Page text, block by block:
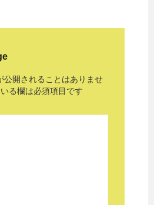
公開されることはありませ
る欄は必須項目です